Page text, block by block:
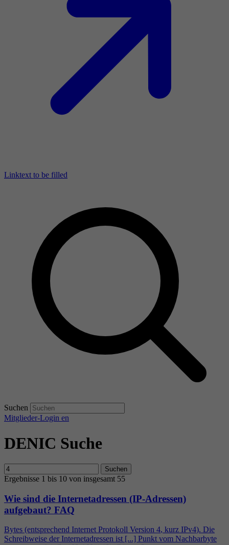
Linktext to be filled
Suchen
Mitglieder-Login en
DENIC Suche
Suchen
Ergebnisse 1 bis 10 von insgesamt 55
Wie sind die Internetadressen (IP-Adressen)
aufgebaut? FAQ
Bytes (entsprechend Internet Protokoll Version 4, kurz IPv4). Die
Schreibweise der Internetadressen ist [...] Punkt vom Nachbarbyte